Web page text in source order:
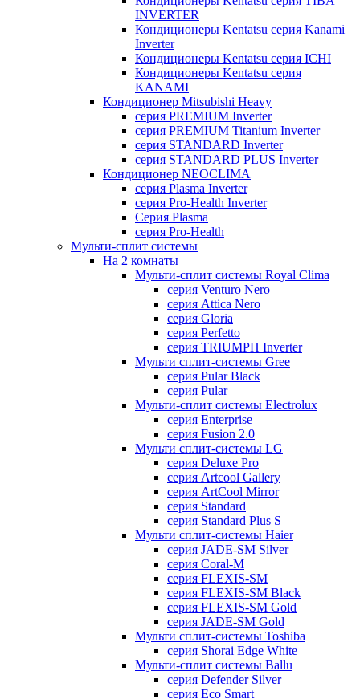
INVERTER
Кондиционеры Kentatsu серия Kanami
Inverter
Кондиционеры Kentatsu серия ICHI
Кондиционеры Kentatsu серия
KANAMI
Кондиционер Mitsubishi Heavy
серия PREMIUM Inverter
серия PREMIUM Titanium Inverter
серия STANDARD Inverter
серия STANDARD PLUS Inverter
Кондиционер NEOCLIMA
серия Plasma Inverter
серия Pro-Health Inverter
Cерия Plasma
серия Pro-Health
Мульти-сплит системы
На 2 комнаты
Мульти-сплит системы Royal Clima
серия Venturo Nero
серия Attica Nero
серия Gloria
серия Perfetto
серия TRIUMPH Inverter
Мульти сплит-системы Gree
серия Pular Black
серия Pular
Мульти-сплит системы Electrolux
серия Enterprise
серия Fusion 2.0
Мульти сплит-системы LG
серия Deluxe Pro
серия Artcool Gallery
серия ArtCool Mirror
серия Standard
серия Standard Plus S
Мульти сплит-системы Haier
серия JADE-SM Silver
серия Coral-M
серия FLEXIS-SM
серия FLEXIS-SM Black
серия FLEXIS-SM Gold
серия JADE-SM Gold
Мульти сплит-системы Toshiba
серия Shorai Edge White
Мульти-сплит системы Ballu
серия Defender Silver
серия Eco Smart